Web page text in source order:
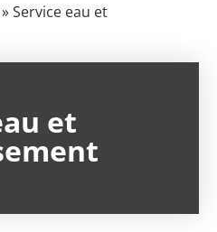
»Service eau et
et